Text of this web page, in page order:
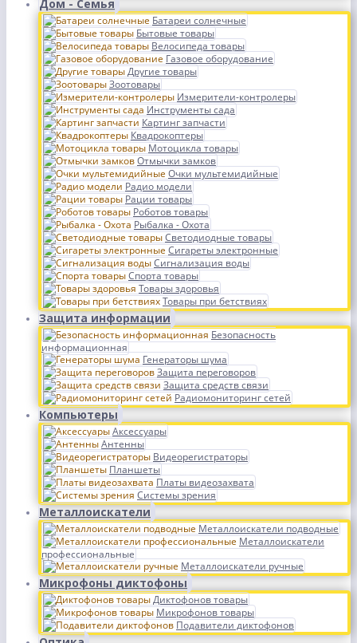
Дом - Семья
Батареи солнечные
Бытовые товары
Велосипеда товары
Газовое оборудование
Другие товары
Зоотовары
Измерители-контролеры
Инструменты сада
Картинг запчасти
Квадрокоптеры
Мотоцикла товары
Отмычки замков
Очки мультемидийные
Радио модели
Рации товары
Роботов товары
Рыбалка - Охота
Светодиодные товары
Сигареты электронные
Сигнализация воды
Спорта товары
Товары здоровья
Товары при бетствиях
Защита информации
Безопасность
информационная
Генераторы шума
Защита переговоров
Защита средств связи
Радиомониторинг сетей
Компьютеры
Аксессуары
Антенны
Видеорегистраторы
Планшеты
Платы видеозахвата
Системы зрения
Металлоискатели
Металлоискатели подводные
Металлоискатели
профессиональные
Металлоискатели ручные
Микрофоны диктофоны
Диктофонов товары
Микрофонов товары
Подавители диктофонов